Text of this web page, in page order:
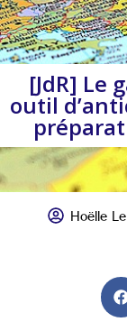
[JdR] Le
outil
Hoëlle